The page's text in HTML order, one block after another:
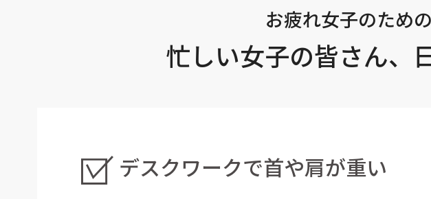
お疲れ女子のための
忙しい女子の皆さん、
デスクワークで首や肩が重い